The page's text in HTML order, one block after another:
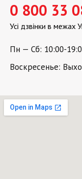
0 800 33
Усі дзвінки в межах
Пн — Сб: 10:00-
Воскресенье: